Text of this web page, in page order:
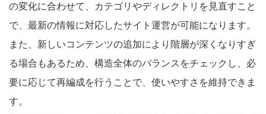
の変化に合わせて、カテゴリやディレクトリを見直すこと
で、最新の情報に対応したサイト運営が可能になります。
また、新しいコンテンツの追加により階層が深くなりすぎ
る場合もあるため、構造全体のバランスをチェックし、必
要に応じて再編成を行うことで、使いやすさを維持できま
す。